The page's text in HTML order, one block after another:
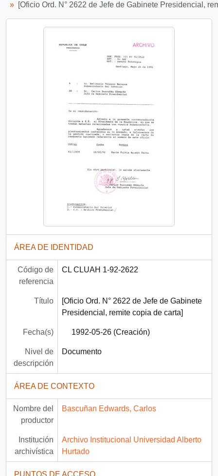
[Oficio Ord. N° 2622 de Jefe de Gabinete Presidencial,
ÁREA DE IDENTIDAD
Código de
referencia
CL CLUAH 1-92-2622
Título
[Oficio Ord. N° 2622 de Jefe de Gabinete
Presidencial, remite copia de carta]
Fecha(s) 1992-05-26 (Creación)
Nivel de
descripción
Documento
ÁREA DE CONTEXTO
Nombre del
productor
Bascuñan Edwards, Carlos
Institución
archivística
Archivo Institucional Universidad Alberto
Hurtado
PUNTOS DE ACCESO